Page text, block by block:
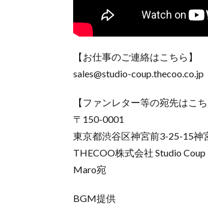
【お仕事のご連絡はこちら】
sales@studio-coup.thecoo.co.jp
【ファンレター等の宛先はこち
〒150-0001
東京都渋谷区神宮前3-25-15神
THECOO株式会社 Studio Coup
Maro宛
BGM提供